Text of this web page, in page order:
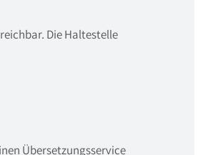
Die Haltestelle
Übersetzungsservice